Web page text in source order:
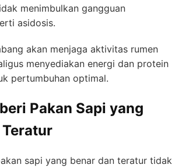
menimbulkan gangguan
asidosis.
akan menjaga aktivitas rumen
menyediakan energi dan protein
pertumbuhan optimal.
Pakan Sapi yang
sapi yang benar dan teratur tidak